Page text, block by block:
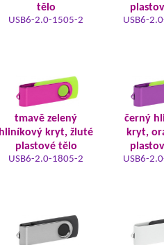
tělo
USB6-2.0-1505-2 USB6-
tmavě zelený
hliníkový kryt, žluté
plastové tělo
USB6-2.0-1805-2
černý
kryt,
USB6-